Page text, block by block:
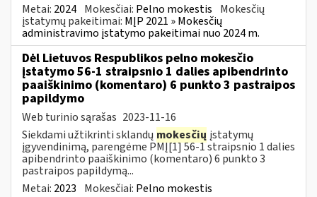
Metai: 2024 Mokesčiai: Pelno mokestis Mokesčių
įstatymų pakeitimai: MĮP 2021 » Mokesčių
administravimo įstatymo pakeitimai nuo 2024 m.
Dėl Lietuvos Respublikos pelno mokesčio
įstatymo 56-1 straipsnio 1 dalies apibendrinto
paaiškinimo (komentaro) 6 punkto 3 pastraipos
papildymo
Web turinio sąrašas 2023-11-16
Siekdami užtikrinti sklandų mokesčių įstatymų
įgyvendinimą, parengėme PMĮ[1] 56-1 straipsnio 1 dalies
apibendrinto paaiškinimo (komentaro) 6 punkto 3
pastraipos papildymą...
Metai: 2023 Mokesčiai: Pelno mokestis